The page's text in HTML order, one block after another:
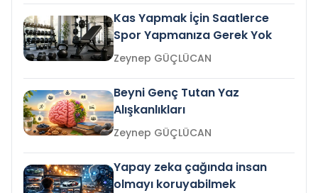
Kas Yapmak İçin Saatlerce
Spor Yapmanıza Gerek Yok
Zeynep GÜÇLÜCAN
Beyni Genç Tutan Yaz
Alışkanlıkları
Zeynep GÜÇLÜCAN
Yapay zeka çağında insan
olmayı koruyabilmek